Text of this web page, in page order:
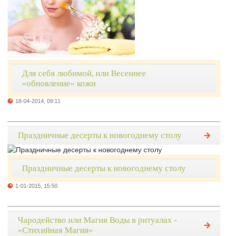
Для себя любимой, или Весеннее
«обновление» кожи
18-04-2014, 09:11
Праздничные десерты к новогоднему столу
Праздничные десерты к новогоднему столу
1-01-2015, 15:50
Чародейство или Магия Воды в ритуалах -
«Стихийная Магия»